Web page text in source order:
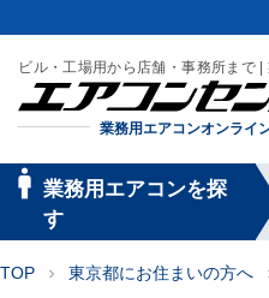
ビル・工場用から店舗・事務所まで
業務用エアコンオンライ
業務用エアコンを探
す
TOP chevron_right 東京都にお住まいの方へ